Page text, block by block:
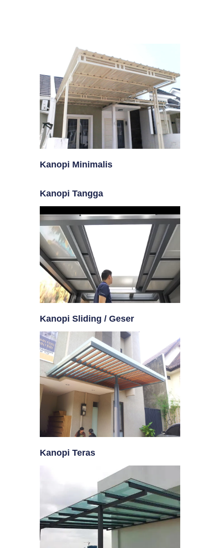
Kanopi Minimalis
Kanopi Tangga
Kanopi Sliding / Geser
Kanopi Teras